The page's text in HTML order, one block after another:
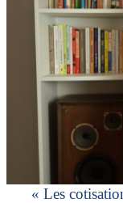
« Les